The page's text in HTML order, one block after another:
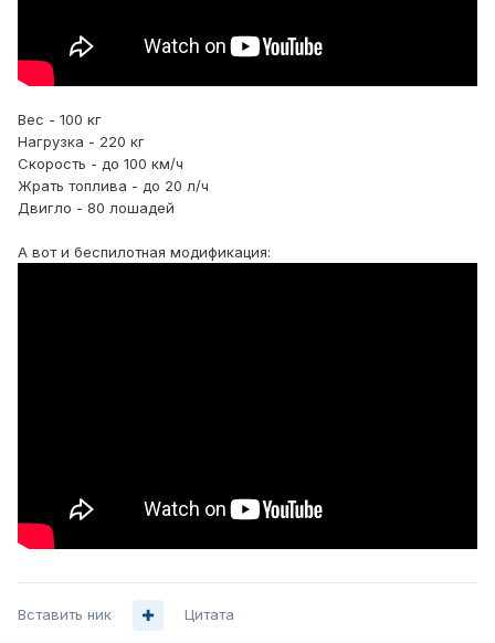
Вес - 100 кг
Нагрузка - 220 кг
Скорость - до 100 км/ч
Жрать топлива - до 20 л/ч
Двигло - 80 лошадей
А вот и беспилотная модификация:
Вставить ник Цитата